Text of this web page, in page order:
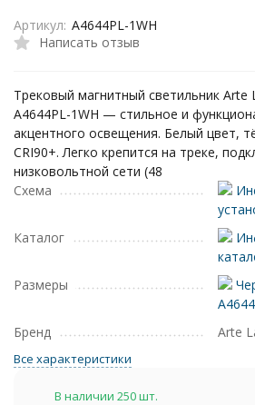
Написать отзыв
Артикул: A4644PL-1WH
Трековый магнитный светильник Arte
A4644PL-1WH — стильное и
акцентного освещения. Белый цвет,
CRI90+. Легко крепится на треке,
низковольтной сети (48
Схема
Каталог
Размеры
Бренд
Arte
Все характеристики
В наличии 250 шт.